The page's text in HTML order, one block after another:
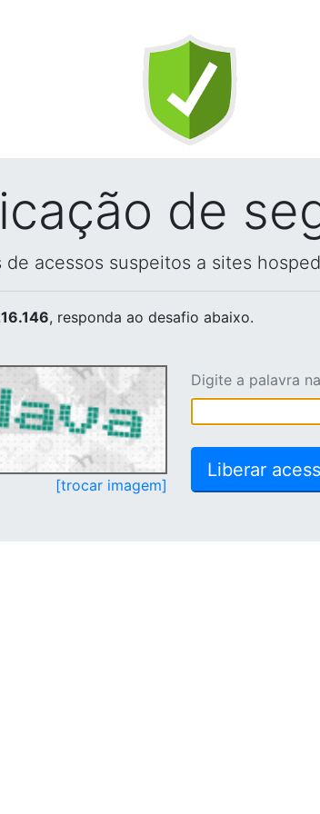
de
acessos suspeitos a sites
, responda ao desafio abaixo.
[trocar imagem]
Digite a palavra